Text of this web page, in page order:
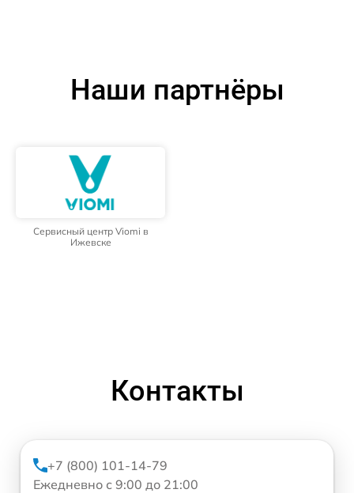
Наши партнёры
Сервисный центр Viomi в
Ижевске
Контакты
+7 (800) 101-14-79
Ежедневно с 9:00 до 21:00